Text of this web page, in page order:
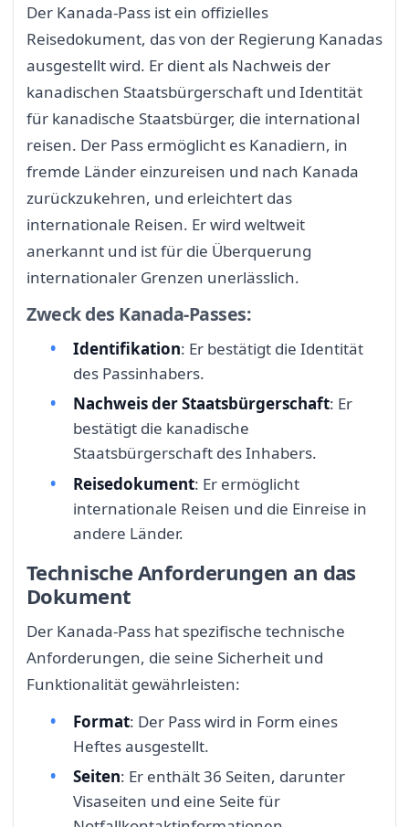
Der Kanada-Pass ist ein offizielles
Reisedokument, das von der Regierung Kanadas
ausgestellt wird. Er dient als Nachweis der
kanadischen Staatsbürgerschaft und Identität
für kanadische Staatsbürger, die international
reisen. Der Pass ermöglicht es Kanadiern, in
fremde Länder einzureisen und nach Kanada
zurückzukehren, und erleichtert das
internationale Reisen. Er wird weltweit
anerkannt und ist für die Überquerung
internationaler Grenzen unerlässlich.
Zweck des Kanada-Passes:
Identifikation: Er bestätigt die Identität
des Passinhabers.
Nachweis der Staatsbürgerschaft: Er
bestätigt die kanadische
Staatsbürgerschaft des Inhabers.
Reisedokument: Er ermöglicht
internationale Reisen und die Einreise in
andere Länder.
Technische Anforderungen an das
Dokument
Der Kanada-Pass hat spezifische technische
Anforderungen, die seine Sicherheit und
Funktionalität gewährleisten:
Format: Der Pass wird in Form eines
Heftes ausgestellt.
Seiten: Er enthält 36 Seiten, darunter
Visaseiten und eine Seite für